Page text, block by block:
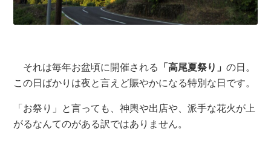
それは毎年お盆頃に開催される 「高尾夏祭り」の日。
この日ばかりは夜と言えど賑やかになる特別な日です。
「お祭り」と言っても、神輿や出店や、派手な花火が上
がるなんてのがある訳ではありません。